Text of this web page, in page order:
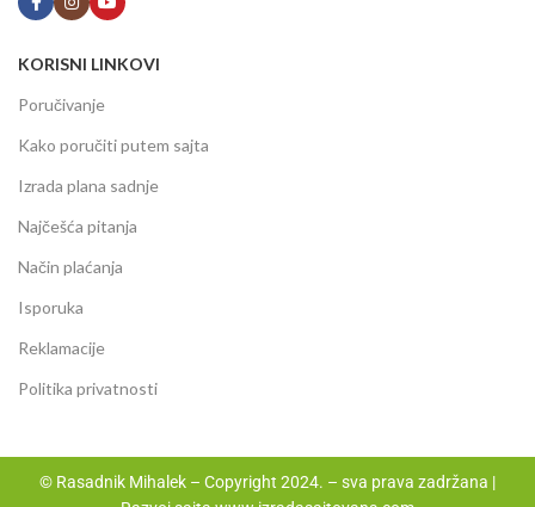
KORISNI LINKOVI
Poručivanje
Kako poručiti putem sajta
Izrada plana sadnje
Najčešća pitanja
Način plaćanja
Isporuka
Reklamacije
Politika privatnosti
© Rasadnik Mihalek – Copyright 2024. – sva prava zadržana |